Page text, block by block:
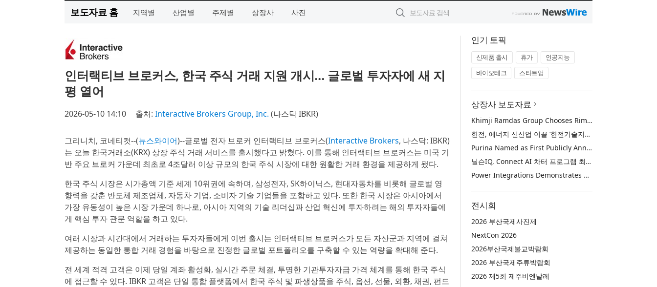
보도자료 홈 지역별 산업별 주제별 상장사 사진
인터랙티브 브로커스, 한국 주식 거래 지원 개시… 글로벌 투자자에 새 지
평 열어
2026-05-10 14:10 출처: Interactive Brokers Group, Inc. (나스닥 IBKR)
그리니치, 코네티컷--(뉴스와이어)--글로벌 전자 브로커 인터랙티브 브로커스(Interactive Brokers, 나스닥: IBKR)
는 오늘 한국거래소(KRX) 상장 주식 거래 서비스를 출시했다고 밝혔다. 이를 통해 인터랙티브 브로커스는 미국 기
반 주요 브로커 가운데 최초로 4조달러 이상 규모의 한국 주식 시장에 대한 원활한 거래 환경을 제공하게 됐다.
한국 주식 시장은 시가총액 기준 세계 10위권에 속하며, 삼성전자, SK하이닉스, 현대자동차를 비롯해 글로벌 영
향력을 갖춘 반도체 제조업체, 자동차 기업, 소비자 기술 기업들을 포함하고 있다. 또한 한국 시장은 아시아에서
가장 유동성이 높은 시장 가운데 하나로, 아시아 지역의 기술 리더십과 산업 혁신에 투자하려는 해외 투자자들에
게 핵심 투자 관문 역할을 하고 있다.
여러 시장과 시간대에서 거래하는 투자자들에게 이번 출시는 인터랙티브 브로커스가 모든 자산군과 지역에 걸쳐
제공하는 동일한 통합 거래 경험을 바탕으로 진정한 글로벌 포트폴리오를 구축할 수 있는 역량을 확대해 준다.
전 세계 적격 고객은 이제 당일 계좌 활성화, 실시간 주문 체결, 투명한 기관투자자급 가격 체계를 통해 한국 주식
에 접근할 수 있다. IBKR 고객은 단일 통합 플랫폼에서 한국 주식 및 파생상품을 주식, 옵션, 선물, 외환, 채권, 펀드
인기 토픽
신제품 출시 휴가
인공지능
바이오테크
스타트업
상장사 보도자료
Khimji Ramdas Group Chooses Rimini Street to Reduce SAP Support Costs, Protect 700+ Customizations and Reinvest Savings in Innovation
한전, 에너지 신산업 이끌 ‘한전기술지주’ 공식 출범
Purina Named as First Publicly Announced NIQ ConnectAI Charter Client
닐슨IQ, Connect AI 차터 프로그램 최초 고객사 ‘퓨리나’ 선정
Power Integrations Demonstrates World’s First 2200 V GaN Technology for Next-Era High-Voltage Power Systems
전시회
2026 부산국제사진제
NextCon 2026
2026부산국제불교박람회
2026 부산국제주류박람회
2026 제5회 제주비엔날레